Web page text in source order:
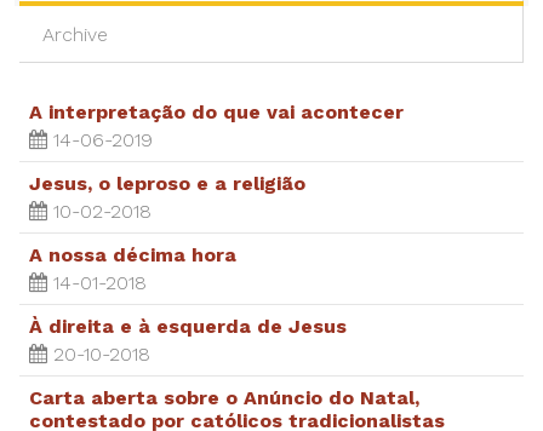
Archive
A interpretação do que vai acontecer
14-06-2019
Jesus, o leproso e a religião
10-02-2018
A nossa décima hora
14-01-2018
À direita e à esquerda de Jesus
20-10-2018
Carta aberta sobre o Anúncio do Natal,
contestado por católicos tradicionalistas